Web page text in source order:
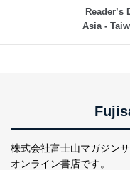
Reader’s
Asia -
株式会社富士山マガジン
オンライン書店です。